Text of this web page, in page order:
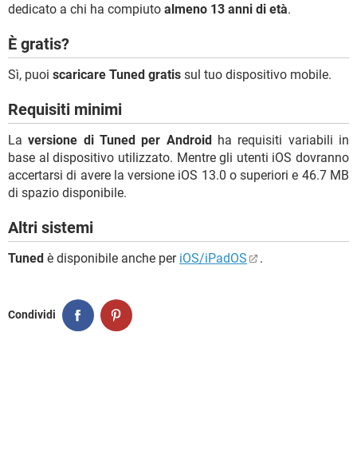
dedicato a chi ha compiuto almeno 13 anni di età.
È gratis?
Sì, puoi scaricare Tuned gratis sul tuo dispositivo mobile.
Requisiti minimi
Laversione di Tuned per Androidha requisiti variabili in
base al dispositivo utilizzato. Mentre gli utenti iOS dovranno
accertarsi di avere la versione iOS 13.0 o superiori e 46.7 MB
di spazio disponibile.
Altri sistemi
Tuned è disponibile anche per iOS/iPadOS .
Condividi